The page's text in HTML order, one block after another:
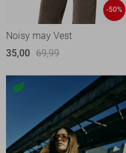
-50%
Noisy may Vest
35,00 69,99